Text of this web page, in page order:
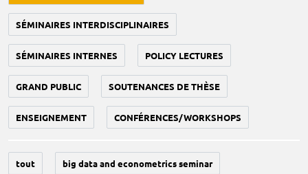
SÉMINAIRES INTERDISCIPLINAIRES
SÉMINAIRES INTERNES POLICY LECTURES
GRAND PUBLIC SOUTENANCES DE THÈSE
ENSEIGNEMENT CONFÉRENCES/WORKSHOPS
tout big data and econometrics seminar